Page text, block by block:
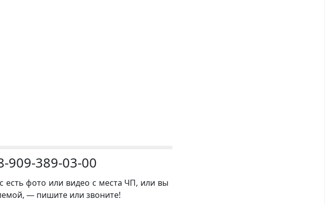
909-389-03-00
есть фото или видео с места ЧП, или вы
— пишите или звоните!